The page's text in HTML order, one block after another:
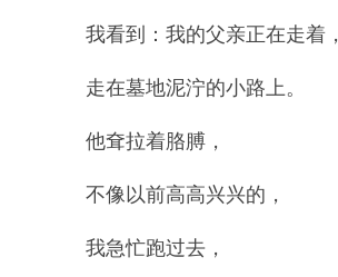
我看到：我的父亲正在走着，
走在墓地泥泞的小路上。
他耷拉着胳膊，
不像以前高高兴兴的，
我急忙跑过去，